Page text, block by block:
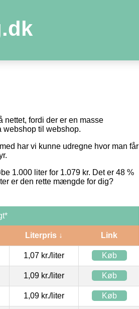
nettet, fordi der er en masse
webshop til webshop.
har vi kunne udregne hvor man får
1.000 liter for 1.079 kr. Det er 48 %
er den rette mængde for dig?
Literpris ↓ Link
1,07 kr./liter Køb
1,09 kr./liter Køb
1,09 kr./liter Køb